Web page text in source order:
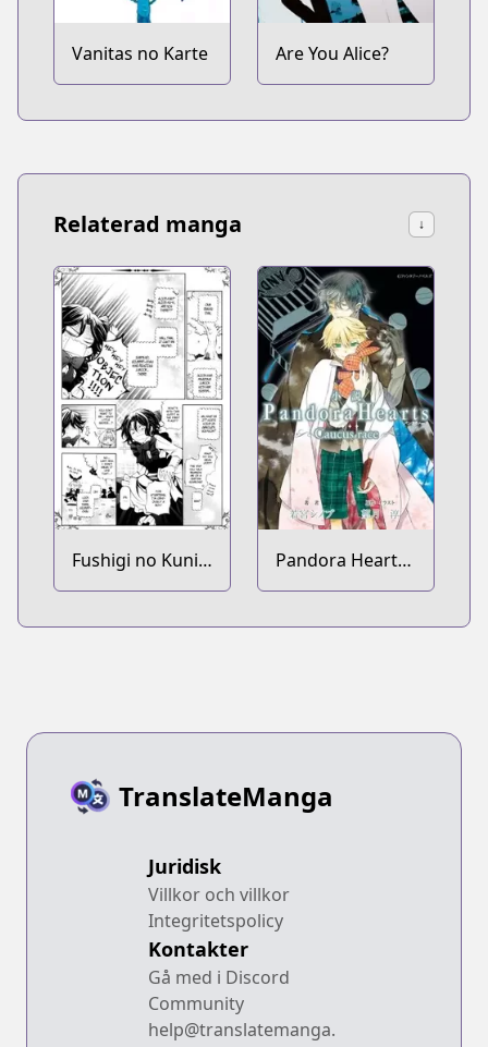
Vanitas no Karte Are You Alice?
Relaterad manga ↓
Fushigi no Kuni
no Gilbert
Pandora Hearts:
Caucus Race
TranslateManga
Juridisk
Villkor och villkor
Integritetspolicy
Kontakter
Gå med i Discord
Community
help@translatemanga.